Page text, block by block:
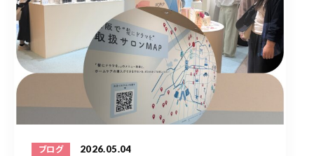
ブログ 2026.05.04